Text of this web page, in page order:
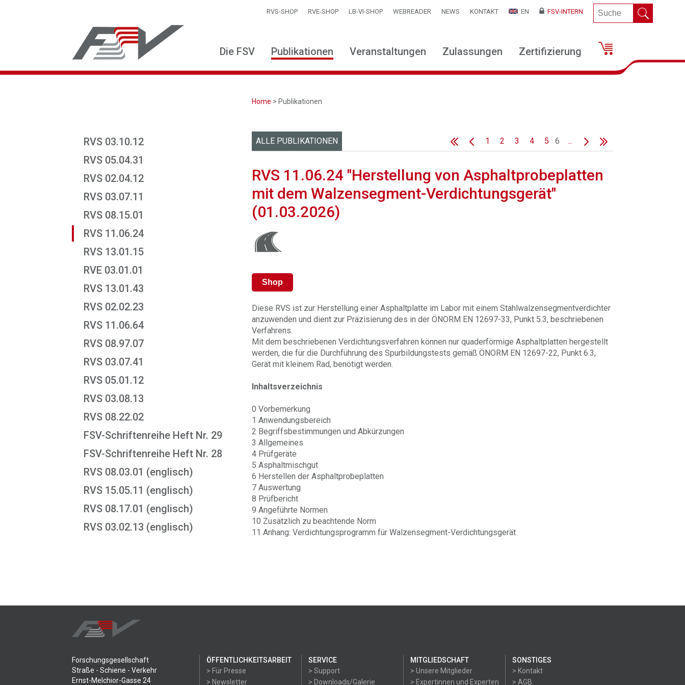
RVS-SHOP RVE-SHOP LB-VI-SHOP WEBREADER NEWS KONTAKT EN FSV-INTERN
Die FSV Publikationen Veranstaltungen Zulassungen Zertifizierung
Home > Publikationen
RVS 03.10.12
RVS 05.04.31
RVS 02.04.12
RVS 03.07.11
RVS 08.15.01
RVS 11.06.24
RVS 13.01.15
RVE 03.01.01
RVS 13.01.43
RVS 02.02.23
RVS 11.06.64
RVS 08.97.07
RVS 03.07.41
RVS 05.01.12
RVS 03.08.13
RVS 08.22.02
FSV-Schriftenreihe Heft Nr. 29
FSV-Schriftenreihe Heft Nr. 28
RVS 08.03.01 (englisch)
RVS 15.05.11 (englisch)
RVS 08.17.01 (englisch)
RVS 03.02.13 (englisch)
ALLE PUBLIKATIONEN 1 2 3 4 5 6 ...
RVS 11.06.24 "Herstellung von Asphaltprobeplatten
mit dem Walzensegment-Verdichtungsgerät"
(01.03.2026)
Shop
Diese RVS ist zur Herstellung einer Asphaltplatte im Labor mit einem Stahlwalzensegmentverdichter
anzuwenden und dient zur Präzisierung des in der ÖNORM EN 12697-33, Punkt 5.3, beschriebenen
Verfahrens.
Mit dem beschriebenen Verdichtungsverfahren können nur quaderförmige Asphaltplatten hergestellt
werden, die für die Durchführung des Spurbildungstests gemäß ÖNORM EN 12697-22, Punkt 6.3,
Gerät mit kleinem Rad, benötigt werden.
Inhaltsverzeichnis
0 Vorbemerkung
1 Anwendungsbereich
2 Begriffsbestimmungen und Abkürzungen
3 Allgemeines
4 Prüfgeräte
5 Asphaltmischgut
6 Herstellen der Asphaltprobeplatten
7 Auswertung
8 Prüfbericht
9 Angeführte Normen
10 Zusätzlich zu beachtende Norm
11 Anhang: Verdichtungsprogramm für Walzensegment-Verdichtungsgerät
Forschungsgesellschaft
Straße - Schiene - Verkehr
Ernst-Melchior-Gasse 24
ÖFFENTLICHKEITSARBEIT
> Für Presse
> Newsletter
SERVICE
> Support
> Downloads/Galerie
MITGLIEDSCHAFT
> Unsere Mitglieder
> Expertinnen und Experten
SONSTIGES
> Kontakt
> AGB